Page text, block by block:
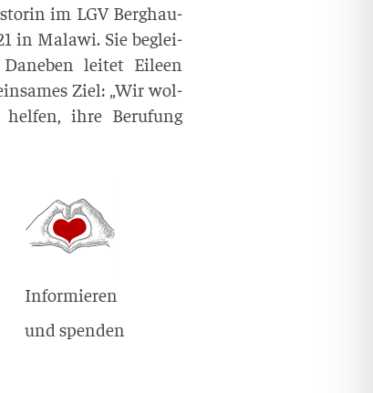
im LGV Berg­hau­
in Mala­wi. Sie beglei­
lei­tet Eileen
Ziel: „Wir wol­
ihre Beru­fung
Informieren
und spenden